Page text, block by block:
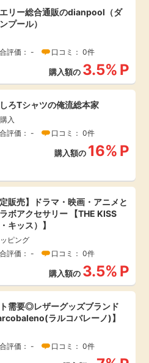
リー総合通販のdianpool（ダ
プール）
評価： -
口コミ： 0件
購入額の 3.5% P
ろTシャツの俺流総本家
入
評価： -
口コミ： 0件
購入額の 16% P
定販売】ドラマ・映画・アニメと
ボアクセサリー 【THE KISS
・キッス）】
ピング
評価： -
口コミ： 0件
購入額の 3.5% P
需要◎レザーグッズブランド
ラルコバレーノ)】
評価： -
口コミ： 0件